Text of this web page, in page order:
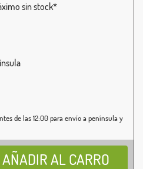
sin stock*
de las 12:00 para envío a península y